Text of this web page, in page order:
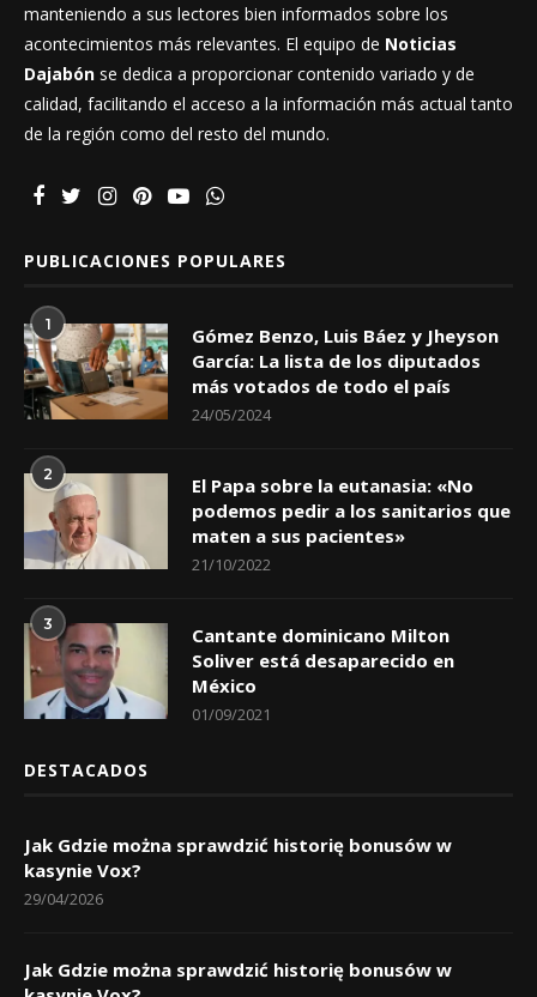
manteniendo a sus lectores bien informados sobre los
acontecimientos más relevantes. El equipo de Noticias
Dajabón se dedica a proporcionar contenido variado y de
calidad, facilitando el acceso a la información más actual tanto
de la región como del resto del mundo.
PUBLICACIONES POPULARES
1
Gómez Benzo, Luis Báez y Jheyson
García: La lista de los diputados
más votados de todo el país
24/05/2024
2
El Papa sobre la eutanasia: «No
podemos pedir a los sanitarios que
maten a sus pacientes»
21/10/2022
3
Cantante dominicano Milton
Soliver está desaparecido en
México
01/09/2021
DESTACADOS
Jak Gdzie można sprawdzić historię bonusów w
kasynie Vox?
29/04/2026
Jak Gdzie można sprawdzić historię bonusów w